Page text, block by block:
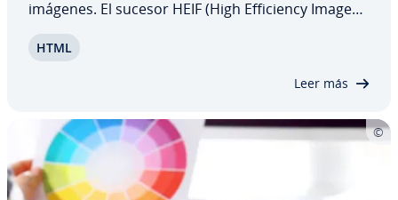
imágenes. El sucesor HEIF (High Ef­fi­cie­n­cy Image
cosas, ahorrar espacio y mejorar la calidad de las
HTML
Leer más